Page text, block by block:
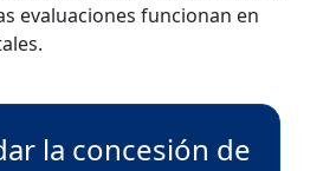
evaluaciones funcionan en
la concesión de